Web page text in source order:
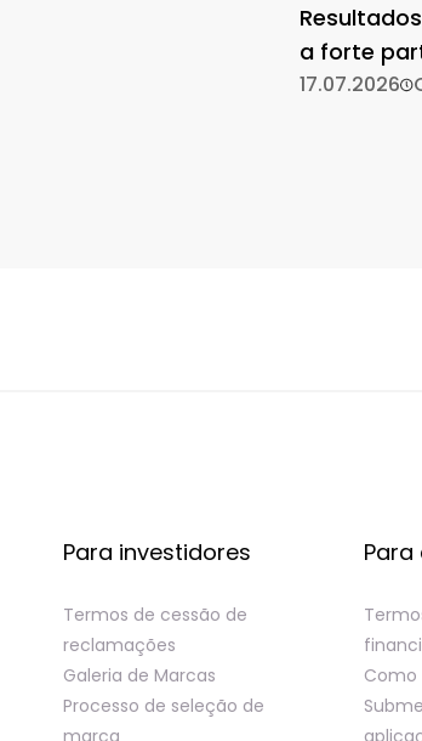
a forte
mantém-
17.07.2026
Para investidores
Termos de cessão de
reclamações
Galeria de Marcas
Processo de seleção de
marca